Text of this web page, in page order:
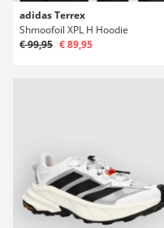
adidas Terrex
Shmoofoil XPL H Hoodie
€ 99,95 € 89,95